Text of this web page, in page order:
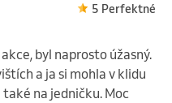
5 Perfektné
byl naprosto úžasný.
a ja si mohla v klidu
na jedničku. Moc